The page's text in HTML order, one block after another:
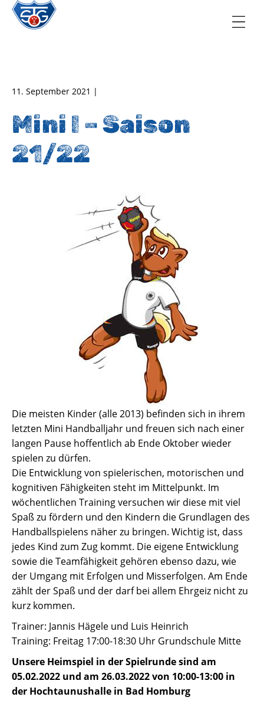
11. September 2021 |
Mini I – Saison
21/22
Die meisten Kinder (alle 2013) befinden sich in ihrem
letzten Mini Handballjahr und freuen sich nach einer
langen Pause hoffentlich ab Ende Oktober wieder
spielen zu dürfen.
Die Entwicklung von spielerischen, motorischen und
kognitiven Fähigkeiten steht im Mittelpunkt. Im
wöchentlichen Training versuchen wir diese mit viel
Spaß zu fördern und den Kindern die Grundlagen des
Handballspielens näher zu bringen. Wichtig ist, dass
jedes Kind zum Zug kommt. Die eigene Entwicklung
sowie die Teamfähigkeit gehören ebenso dazu, wie
der Umgang mit Erfolgen und Misserfolgen. Am Ende
zählt der Spaß und der darf bei allem Ehrgeiz nicht zu
kurz kommen.
Trainer: Jannis Hägele und Luis Heinrich
Training: Freitag 17:00-18:30 Uhr Grundschule Mitte
Unsere Heimspiel in der Spielrunde sind am
05.02.2022 und am 26.03.2022 von 10:00-13:00 in
der Hochtaunushalle in Bad Homburg